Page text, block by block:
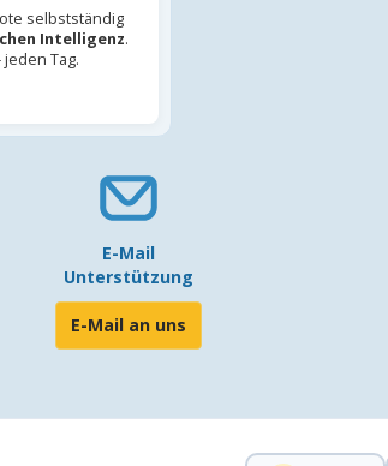
selbstständig
Intelligenz.
Tag.
E-Mail
Unterstützung
E-Mail an uns